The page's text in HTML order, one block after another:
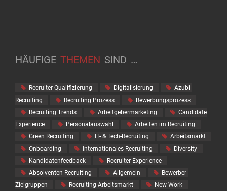
HÄUFIGE THEMEN SIND …
Recruiter Qualifizierung Digitalisierung
Azubi-
Recruiting
Recruiting Prozess
Bewerbungsprozess
Recruiting Trends
Arbeitgebermarketing
Candidate
Experience
Personalauswahl
Arbeiten im Recruiting
Green Recruiting
IT- & Tech-Recruiting
Arbeitsmarkt
Onboarding
Internationales Recruiting
Diversity
Kandidatenfeedback
Recruiter Experience
Absolventen-Recruiting
Allgemein
Bewerber-
Zielgruppen
Recruiting Arbeitsmarkt
New Work